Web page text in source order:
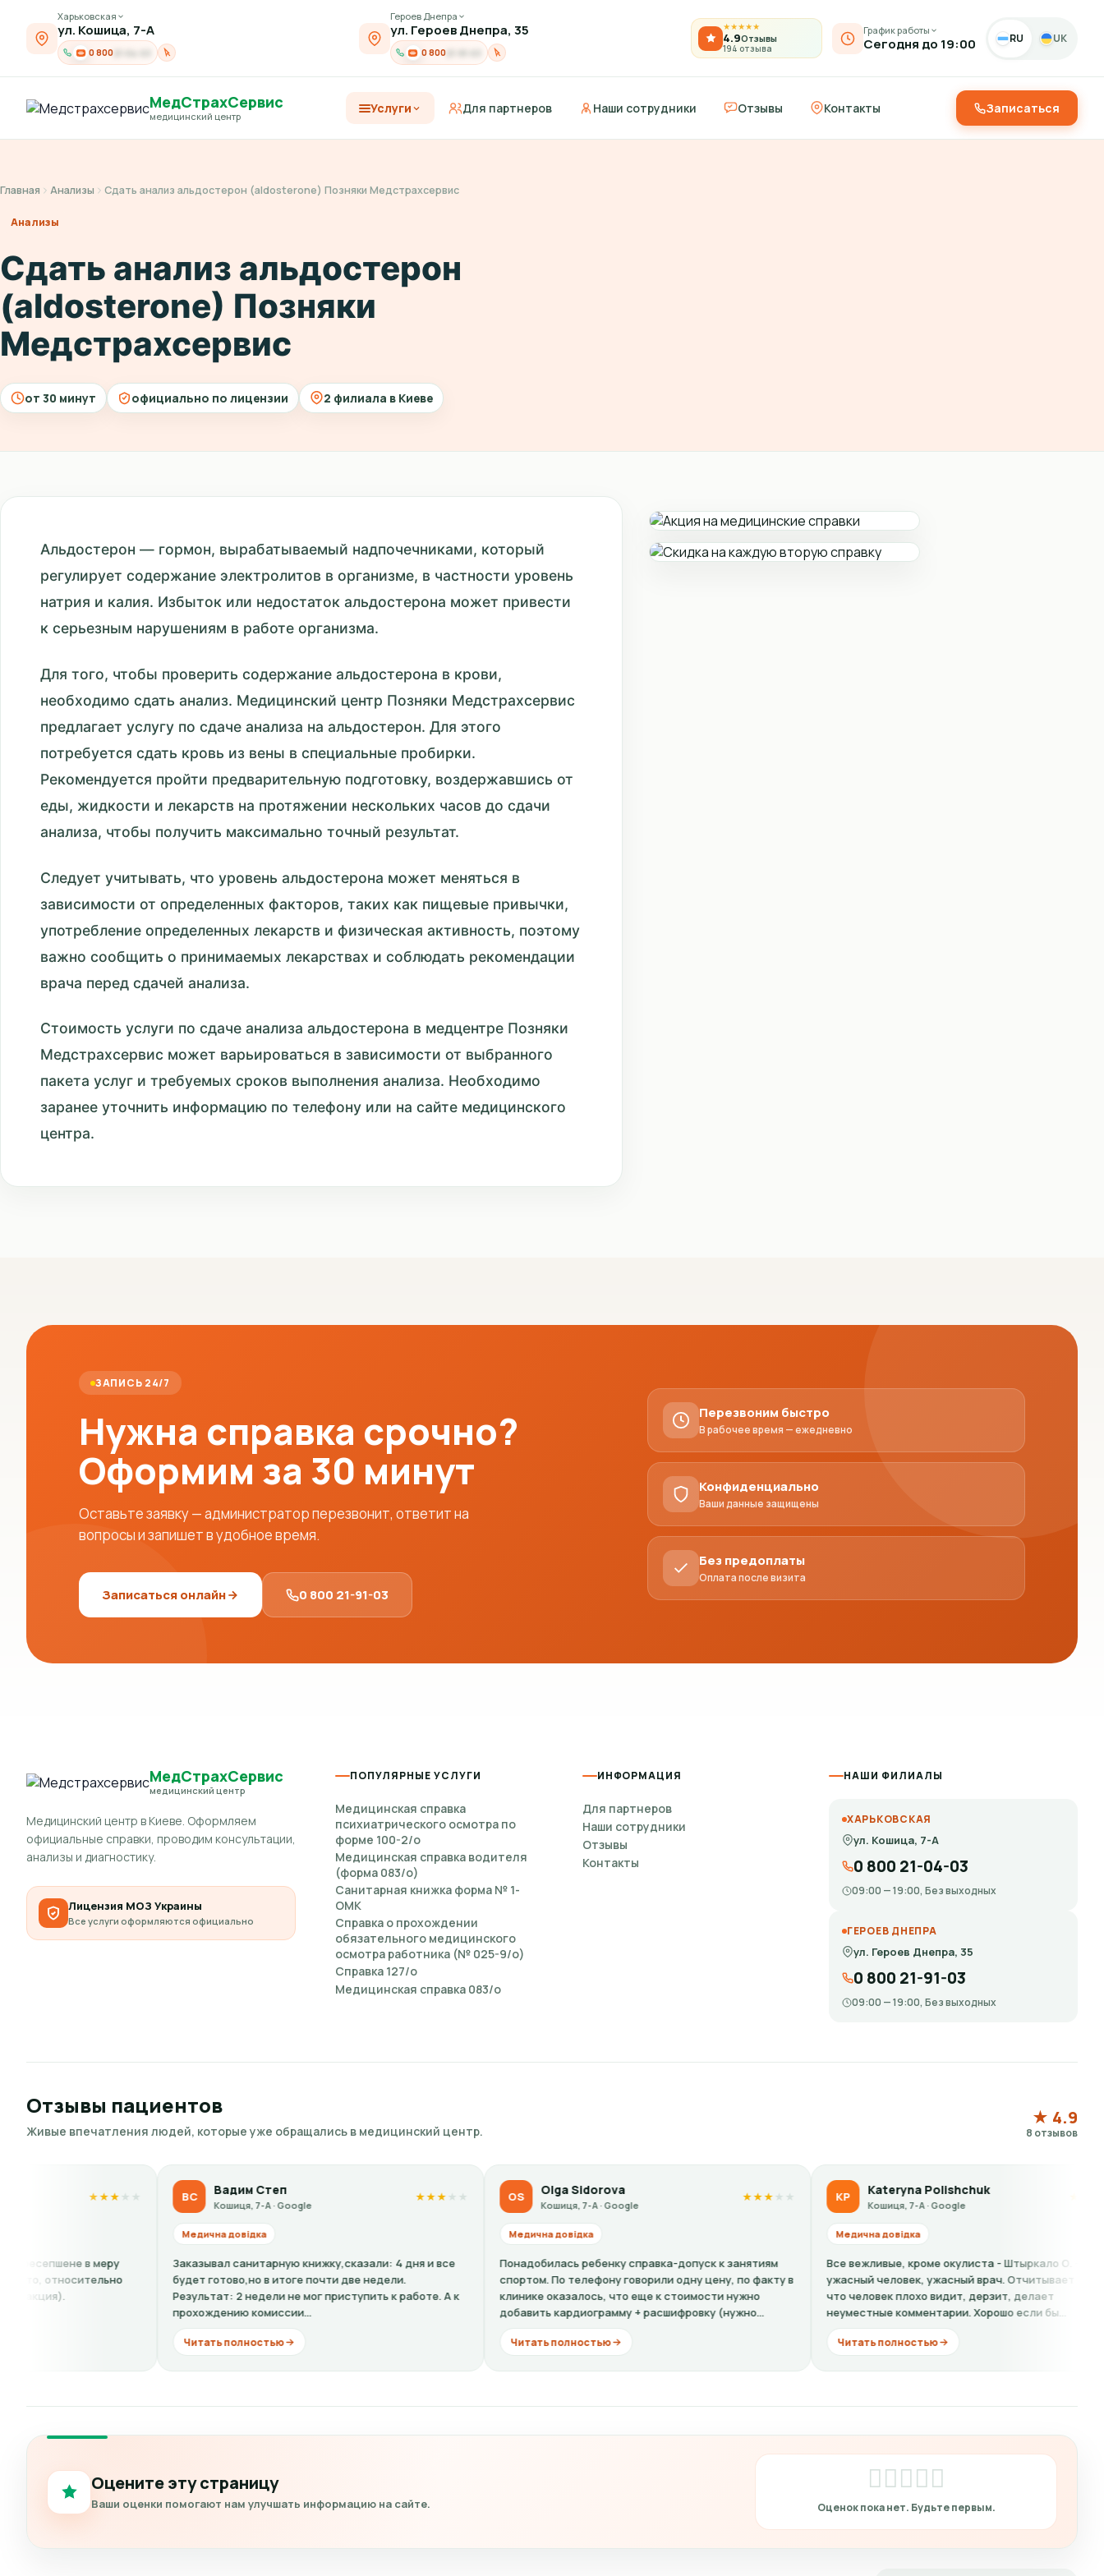
Харьковская
ул. Кошица, 7-А
0 800
Героев Днепра
ул. Героев Днепра, 35
0 80021-91-03
★★★★★
4.9Отзывы
194 отзыва
График работы
Сегодня до 19:00 RU UK
МедСтрахСервис
медицинский центр
Услуги Для партнеров Наши сотрудники Отзывы Контакты Записаться
Главная Анализы Сдать анализ альдостерон (aldosterone) Позняки Медстрахсервис
Анализы
Сдать анализ альдостерон
(aldosterone) Позняки
Медстрахсервис
от 30 минут официально по лицензии 2 филиала в Киеве
Альдостерон — гормон, вырабатываемый надпочечниками, который
регулирует содержание электролитов в организме, в частности уровень
натрия и калия. Избыток или недостаток альдостерона может привести
к серьезным нарушениям в работе организма.
Для того, чтобы проверить содержание альдостерона в крови,
необходимо сдать анализ. Медицинский центр Позняки Медстрахсервис
предлагает услугу по сдаче анализа на альдостерон. Для этого
потребуется сдать кровь из вены в специальные пробирки.
Рекомендуется пройти предварительную подготовку, воздержавшись от
еды, жидкости и лекарств на протяжении нескольких часов до сдачи
анализа, чтобы получить максимально точный результат.
Следует учитывать, что уровень альдостерона может меняться в
зависимости от определенных факторов, таких как пищевые привычки,
употребление определенных лекарств и физическая активность, поэтому
важно сообщить о принимаемых лекарствах и соблюдать рекомендации
врача перед сдачей анализа.
Стоимость услуги по сдаче анализа альдостерона в медцентре Позняки
Медстрахсервис может варьироваться в зависимости от выбранного
пакета услуг и требуемых сроков выполнения анализа. Необходимо
заранее уточнить информацию по телефону или на сайте медицинского
центра.
ЗАПИСЬ 24/7
Нужна справка срочно?
Оформим за 30 минут
Оставьте заявку — администратор перезвонит, ответит на
вопросы и запишет в удобное время.
Записаться онлайн 0 800 21-91-03
Перезвоним быстро
В рабочее время — ежедневно
Конфиденциально
Ваши данные защищены
Без предоплаты
Оплата после визита
МедСтрахСервис
медицинский центр
Медицинский центр в Киеве. Оформляем
официальные справки, проводим консультации,
анализы и диагностику.
Лицензия МОЗ Украины
Все услуги оформляются официально
ПОПУЛЯРНЫЕ УСЛУГИ
Медицинская справка
психиатрического осмотра по
форме 100-2/о
Медицинская справка водителя
(форма 083/о)
Санитарная книжка форма № 1-
ОМК
Справка о прохождении
обязательного медицинского
осмотра работника (№ 025-9/о)
Справка 127/о
Медицинская справка 083/о
ИНФОРМАЦИЯ
Для партнеров
Наши сотрудники
Отзывы
Контакты
НАШИ ФИЛИАЛЫ
ХАРЬКОВСКАЯ
ул. Кошица, 7-А
0 800 21-04-03
09:00 — 19:00, Без выходных
ГЕРОЕВ ДНЕПРА
ул. Героев Днепра, 35
0 800 21-91-03
09:00 — 19:00, Без выходных
Отзывы пациентов
Живые впечатления людей, которые уже обращались в медицинский центр.
★ 4.9
8 отзывов
Вадим Степ
Кошиця, 7-А · Google
Заказывал санитарную книжку,сказали: 4 дня и все
будет готово,но в итоге почти две недели.
Результат: 2 недели не мог приступить к работе. А к
прохождению комиссии...
Olga Sidorova
Кошиця, 7-А · Google
Понадобилась ребенку справка-допуск к занятиям
спортом. По телефону говорили одну цену, по факту в
клинике оказалось, что еще к стоимости нужно
добавить кардиограмму + расшифровку (нужно...
Kateryna Polishchuk
Кошиця, 7-А · Google
★★★★
Все вежливые, кроме окулиста - Штыркало О. -
ужасный человек, ужасный врач. Отчитывает за то
что человек плохо видит, дерзит, делает
неуместные комментарии. Хорошо если бы...
Кошмарный
на справку
хамовитая
ещё...
Оцените эту страницу
Ваши оценки помогают нам улучшать информацию на сайте.